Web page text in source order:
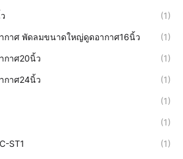
(1)
าศ พัดลมขนาดใหญ่ดูดอากาศ16นิ้ว (1)
กาศ20นิ้ว (1)
กาศ24นิ้ว (1)
(1)
(1)
ST1 (1)